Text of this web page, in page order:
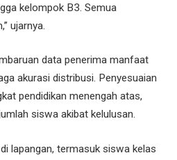
kelompok B3. Semua
ujarnya.
data penerima manfaat
akurasi distribusi. Penyesuaian
pendidikan menengah atas,
siswa akibat kelulusan.
lapangan, termasuk siswa kelas